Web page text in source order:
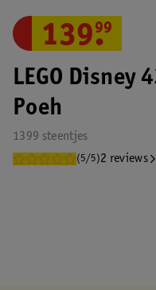
LEGO Disney
Poeh
1399 steentjes
(5/5)2 reviews
139.
99